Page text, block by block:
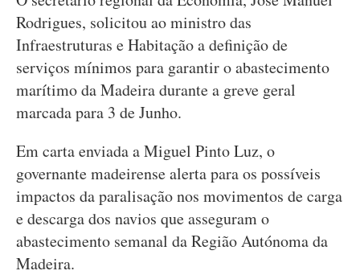
Rodrigues, solicitou ao ministro das
Infraestruturas e Habitação a definição de
serviços mínimos para garantir o abastecimento
marítimo da Madeira durante a greve geral
marcada para 3 de Junho.
Em carta enviada a Miguel Pinto Luz, o
governante madeirense alerta para os possíveis
impactos da paralisação nos movimentos de carga
e descarga dos navios que asseguram o
abastecimento semanal da Região Autónoma da
Madeira.